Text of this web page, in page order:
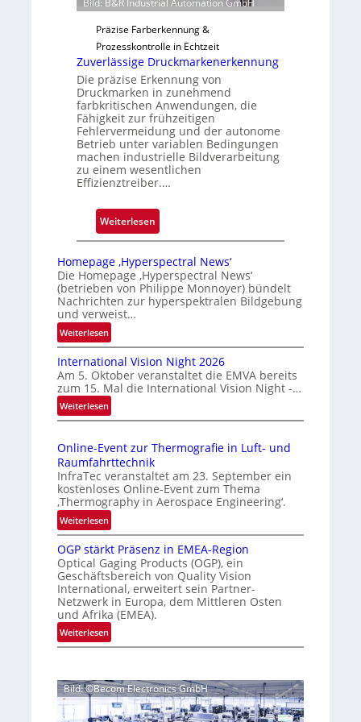
n
u
Bild: B&R Industrial Automation GmbH
Präzise Farberkennung &
Prozesskontrolle in Echtzeit
Zuverlässige Druckmarkenerkennung
Die präzise Erkennung von
Druckmarken in zunehmend
farbkritischen Anwendungen, die
Fähigkeit zur frühzeitigen
Fehlervermeidung und der autonome
Betrieb unter variablen Bedingungen
machen industrielle Bildverarbeitung
zu einem wesentlichen
Effizienztreiber.…
Weiterlesen:
Z
v
e
r
s
i
e
D
r
u
c
k
r
k
e
n
r
e
n
n
Homepage ‚Hyperspectral News‘
Die Homepage ‚Hyperspectral News‘
(betrieben von Philippe Monnoyer) bündelt
Nachrichten zur hyperspektralen Bildgebung
und verweist…
Weiterlesen:
H
o
m
e
p
a
e
‚
H
y
p
e
r
s
p
e
c
t
r
N
e
w
International Vision Night 2026
Am 5. Oktober veranstaltet die EMVA bereits
zum 15. Mal die International Vision Night -…
Weiterlesen:
I
t
e
r
n
a
t
o
n
a
l
V
i
s
o
n
N
Online-Event zur Thermografie in Luft- und
Raumfahrttechnik
InfraTec veranstaltet am 23. September ein
kostenloses Online-Event zum Thema
‚Thermography in Aerospace Engineering‘.
Weiterlesen:
O
n
l
i
n
e
-
E
n
t
z
OGP stärkt Präsenz in EMEA-Region
Optical Gaging Products (OGP), ein
Geschäftsbereich von Quality Vision
International, erweitert sein Partner-
Netzwerk in Europa, dem Mittleren Osten
und Afrika (EMEA).
Weiterlesen:
O
P
s
Bild: ©Becom Electronics GmbH